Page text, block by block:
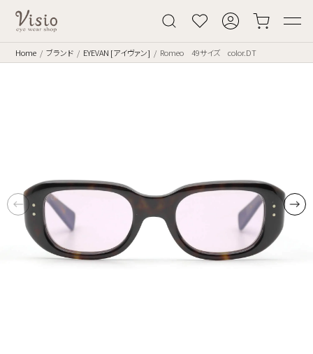
Home ブランド EYEVAN [アイヴァン] Romeo 49サイズ color.DT